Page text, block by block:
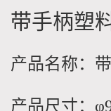
带手柄塑
产品名称：
产品尺寸：